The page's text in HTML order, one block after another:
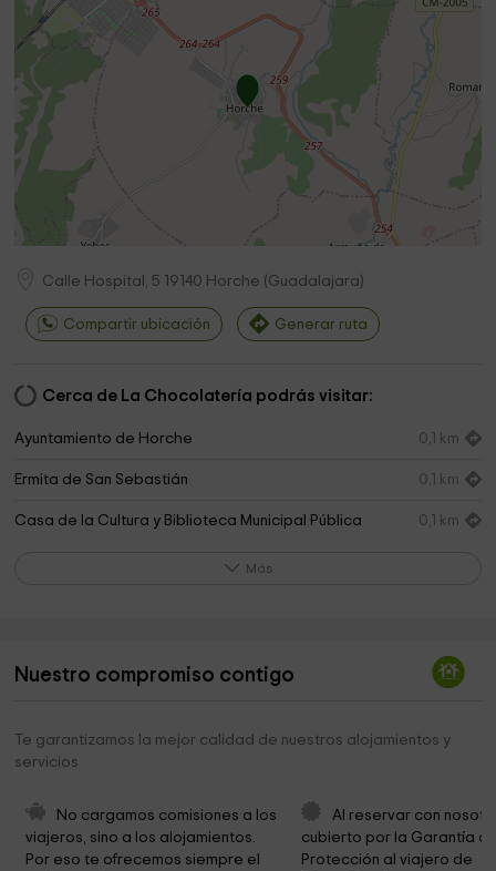
Calle Hospital, 5 19140 Horche (Guadalajara)
Compartir ubicación Generar ruta
Cerca de La Chocolatería podrás visitar:
Ayuntamiento de Horche 0,1 km
Ermita de San Sebastián 0,1 km
Casa de la Cultura y Biblioteca Municipal Pública 0,1 km
Iglesia Nuestra Señora de la Asunción
Virgen Park 0,6 km
Campo De Futbol Horche
Hipica Guadalajara
Cueva La Galiana
Más
Nuestro compromiso contigo
Te garantizamos la mejor calidad de nuestros alojamientos y
servicios
No cargamos comisiones a los
viajeros, sino a los alojamientos.
Por eso te ofrecemos siempre el
Al reservar con
cubierto por la Garantía
Protección al viajero de